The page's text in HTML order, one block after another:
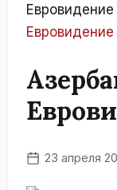
Евровидение
Евровидение
23 апреля